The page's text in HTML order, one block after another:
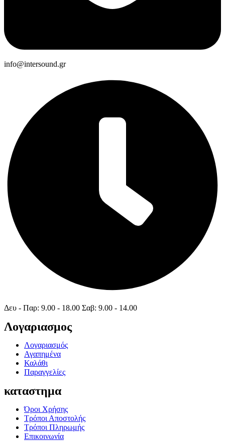
info@intersound.gr
Δευ - Παρ: 9.00 - 18.00 Σαβ: 9.00 - 14.00
Λογαριασμος
Λογαριασμός
Αγαπημένα
Καλάθι
Παραγγελίες
καταστημα
Όροι Χρήσης
Τρόποι Αποστολής
Τρόποι Πληρωμής
Επικοινωνία